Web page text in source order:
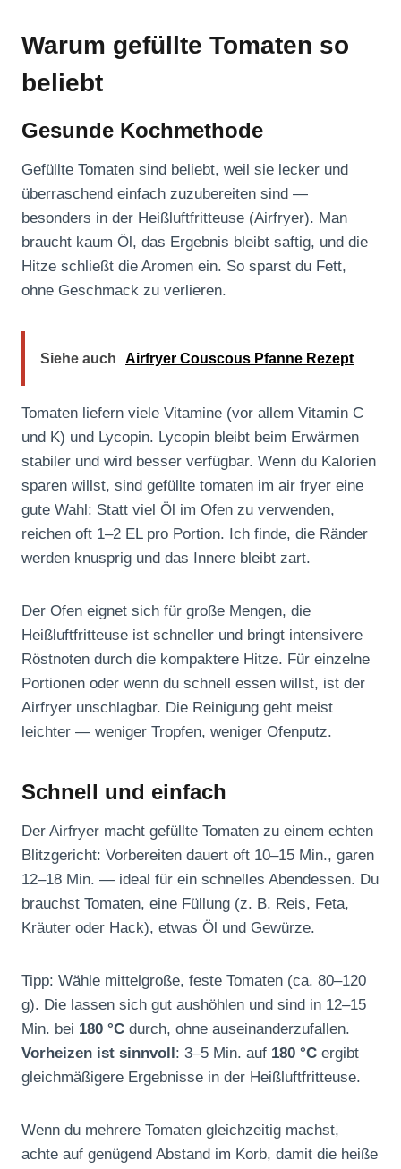
Warum gefüllte Tomaten so
beliebt
Gesunde Kochmethode
Gefüllte Tomaten sind beliebt, weil sie lecker und
überraschend einfach zuzubereiten sind —
besonders in der Heißluftfritteuse (Airfryer). Man
braucht kaum Öl, das Ergebnis bleibt saftig, und die
Hitze schließt die Aromen ein. So sparst du Fett,
ohne Geschmack zu verlieren.
Siehe auch Airfryer Couscous Pfanne Rezept
Tomaten liefern viele Vitamine (vor allem Vitamin C
und K) und Lycopin. Lycopin bleibt beim Erwärmen
stabiler und wird besser verfügbar. Wenn du Kalorien
sparen willst, sind gefüllte tomaten im air fryer eine
gute Wahl: Statt viel Öl im Ofen zu verwenden,
reichen oft 1–2 EL pro Portion. Ich finde, die Ränder
werden knusprig und das Innere bleibt zart.
Der Ofen eignet sich für große Mengen, die
Heißluftfritteuse ist schneller und bringt intensivere
Röstnoten durch die kompaktere Hitze. Für einzelne
Portionen oder wenn du schnell essen willst, ist der
Airfryer unschlagbar. Die Reinigung geht meist
leichter — weniger Tropfen, weniger Ofenputz.
Schnell und einfach
Der Airfryer macht gefüllte Tomaten zu einem echten
Blitzgericht: Vorbereiten dauert oft 10–15 Min., garen
12–18 Min. — ideal für ein schnelles Abendessen. Du
brauchst Tomaten, eine Füllung (z. B. Reis, Feta,
Kräuter oder Hack), etwas Öl und Gewürze.
Tipp: Wähle mittelgroße, feste Tomaten (ca. 80–120
g). Die lassen sich gut aushöhlen und sind in 12–15
Min. bei 180 °C durch, ohne auseinanderzufallen.
Vorheizen ist sinnvoll : 3–5 Min. auf 180 °C ergibt
gleichmäßigere Ergebnisse in der Heißluftfritteuse.
Wenn du mehrere Tomaten gleichzeitig machst,
achte auf genügend Abstand im Korb, damit die heiße